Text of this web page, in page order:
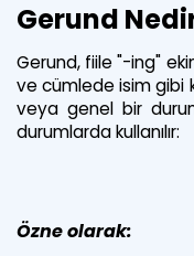
Gerund
Gerund, fiile "-ing"
ve cümlede isim gibi
veya genel bir
durumlarda kullanılır:
Özne olarak: